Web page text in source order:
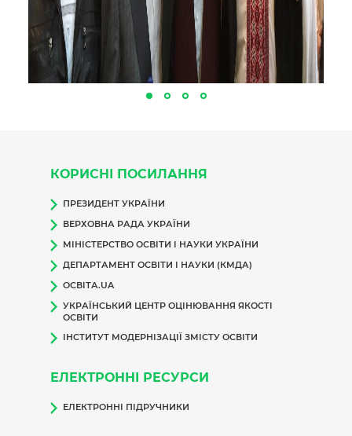
КОРИСНІ ПОСИЛАННЯ
ПРЕЗИДЕНТ УКРАЇНИ
ВЕРХОВНА РАДА УКРАЇНИ
МІНІСТЕРСТВО ОСВІТИ І НАУКИ УКРАЇНИ
ДЕПАРТАМЕНТ ОСВІТИ І НАУКИ (КМДА)
ОСВІТА.UA
УКРАЇНСЬКИЙ ЦЕНТР ОЦІНЮВАННЯ ЯКОСТІ
ОСВІТИ
ІНСТИТУТ МОДЕРНІЗАЦІЇ ЗМІСТУ ОСВІТИ
ЕЛЕКТРОННІ РЕСУРСИ
ЕЛЕКТРОННІ ПІДРУЧНИКИ